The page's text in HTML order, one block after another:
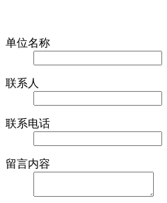
单位名称
联系人
联系电话
留言内容